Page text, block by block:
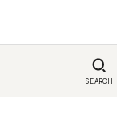
SEARCH